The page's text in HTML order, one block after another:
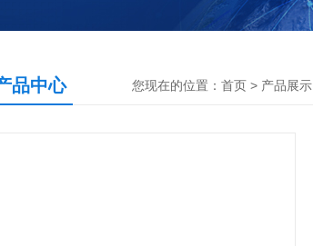
品中心 您现在的位置： 首页 > 产品展示